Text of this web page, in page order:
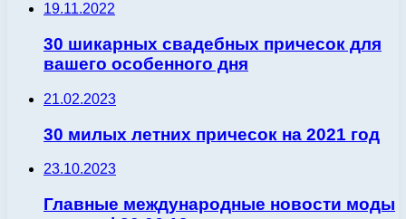
19.11.2022
30 шикарных свадебных причесок для
вашего особенного дня
21.02.2023
30 милых летних причесок на 2021 год
23.10.2023
Главные международные новости моды